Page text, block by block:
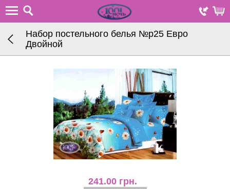
Набор постельного белья №р25 Евро
Двойной
241.00 грн.